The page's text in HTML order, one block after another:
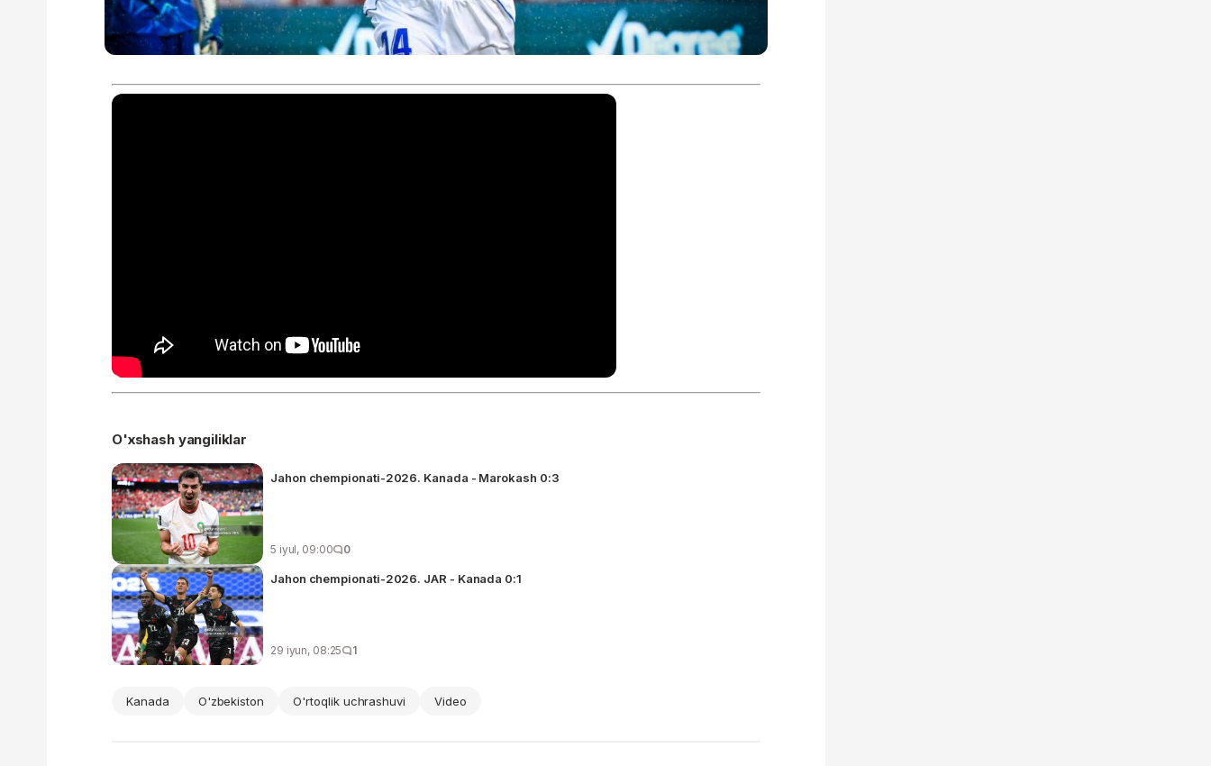
O'xshash yangiliklar
Jahon chempionati-2026. Kanada - Marokash 0:3
5 iyul, 09:00 0
Jahon chempionati-2026. JAR - Kanada 0:1
29 iyun, 08:25 1
Kanada O'zbekiston O'rtoqlik uchrashuvi Video